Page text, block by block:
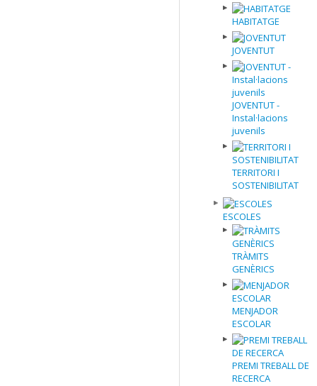
HABITATGE
JOVENTUT
JOVENTUT -
Instal·lacions
juvenils
TERRITORI I
SOSTENIBILITAT
ESCOLES
TRÀMITS
GENÈRICS
MENJADOR
ESCOLAR
PREMI TREBALL DE
RECERCA